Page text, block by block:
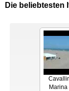
Die beliebtesten
Marina